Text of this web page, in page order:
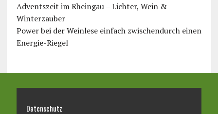
Adventszeit im Rheingau – Lichter, Wein &
Winterzauber
Power bei der Weinlese einfach zwischendurch einen
Energie-Riegel
Datenschutz